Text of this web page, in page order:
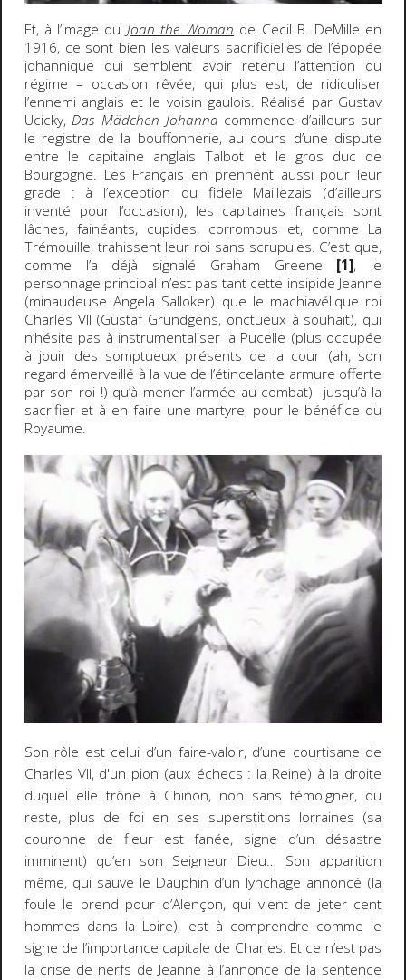
Et, à l’image du Joan the Woman de Cecil B. DeMille en
1916, ce sont bien les valeurs sacrificielles de l’épopée
johannique qui semblent avoir retenu l’attention du
régime – occasion rêvée, qui plus est, de ridiculiser
l’ennemi anglais et le voisin gaulois. Réalisé par Gustav
Ucicky,Das Mädchen Johanna commence d’ailleurs sur
le registre de la bouffonnerie, au cours d’une dispute
entre le capitaine anglais Talbot et le gros duc de
Bourgogne. Les Français en prennent aussi pour leur
grade : à l’exception du fidèle Maillezais (d’ailleurs
inventé pour l’occasion), les capitaines français sont
lâches, fainéants, cupides, corrompus et, comme La
Trémouille, trahissent leur roi sans scrupules. C’est que,
comme l’a déjà signalé Graham Greene [1], le
personnage principal n’est pas tant cette insipide Jeanne
(minaudeuse Angela Salloker) que le machiavélique roi
Charles VII (Gustaf Gründgens, onctueux à souhait), qui
n’hésite pas à instrumentaliser la Pucelle (plus occupée
à jouir des somptueux présents de la cour (ah, son
regard émerveillé à la vue de l’étincelante armure offerte
par son roi !) qu’à mener l’armée au combat) jusqu’à la
sacrifier et à en faire une martyre, pour le bénéfice du
Royaume.
Son rôle est celui d’un faire-valoir, d’une courtisane de
Charles VII, d'un pion (aux échecs : la Reine) à la droite
duquel elle trône à Chinon, non sans témoigner, du
reste, plus de foi en ses superstitions lorraines (sa
couronne de fleur est fanée, signe d’un désastre
imminent) qu’en son Seigneur Dieu… Son apparition
même, qui sauve le Dauphin d’un lynchage annoncé (la
foule le prend pour d’Alençon, qui vient de jeter cent
hommes dans la Loire), est à comprendre comme le
signe de l’importance capitale de Charles. Et ce n’est pas
la crise de nerfs de Jeanne à l’annonce de la sentence